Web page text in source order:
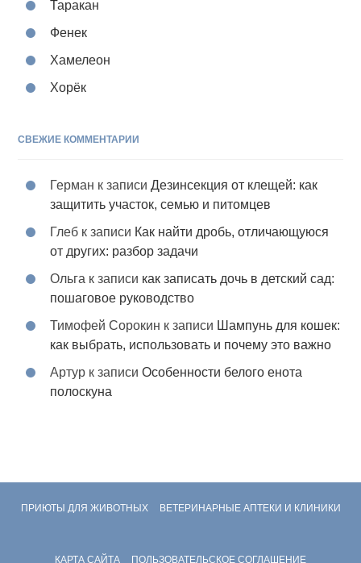
Таракан
Фенек
Хамелеон
Хорёк
СВЕЖИЕ КОММЕНТАРИИ
Герман к записиДезинсекция от клещей: как
защитить участок, семью и питомцев
Глеб к записи Как найти дробь, отличающуюся
от других: разбор задачи
Ольга к записи как записать дочь в детский сад:
пошаговое руководство
Тимофей Сорокин к записи Шампунь для кошек:
как выбрать, использовать и почему это важно
Артур к записиОсобенности белого енота
полоскуна
ПРИЮТЫ ДЛЯ ЖИВОТНЫХ ВЕТЕРИНАРНЫЕ АПТЕКИ И КЛИНИКИ
КАРТА САЙТА ПОЛЬЗОВАТЕЛЬСКОЕ СОГЛАШЕНИЕ